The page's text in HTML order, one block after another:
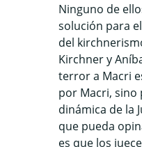
Ninguno de
solución para
del
Kirchner y
terror a Macri
por Macri, sino
dinámica de la
que pueda
es que los